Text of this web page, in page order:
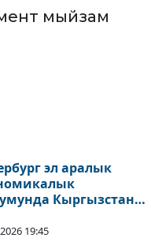
мыйзам
эл аралык
Кыргызстан
стендин
19:45